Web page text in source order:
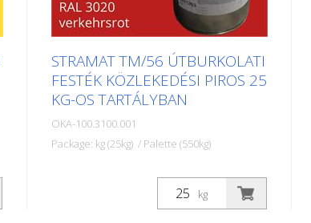
STRAMAT TM/56 ÚTBURKOLATI
FESTÉK KÖZLEKEDÉSI PIROS 25
KG-OS TARTÁLYBAN
OKA-100.3100.001
Package: kg (25kg) / Palette (550kg)
A STRAMAT útburkolati festékeket
elsősorban aszfalt- vagy
betonfelületeken használják, szegély-
kg